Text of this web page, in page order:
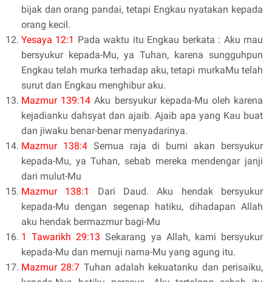
bijak dan orang pandai, tetapi Engkau nyatakan kepada
orang kecil.
Yesaya 12:1 Pada waktu itu Engkau berkata : Aku mau
bersyukur kepada-Mu, ya Tuhan, karena sungguhpun
Engkau telah murka terhadap aku, tetapi murkaMu telah
surut dan Engkau menghibur aku.
Mazmur 139:14Aku bersyukur kepada-Mu oleh karena
kejadianku dahsyat dan ajaib. Ajaib apa yang Kau buat
dan jiwaku benar-benar menyadarinya.
Mazmur 138:4 Semua raja di bumi akan bersyukur
kepada-Mu, ya Tuhan, sebab mereka mendengar janji
dari mulut-Mu
Mazmur 138:1
Dari Daud. Aku hendak bersyukur
kepada-Mu dengan segenap hatiku, dihadapan Allah
aku hendak bermazmur bagi-Mu
1 Tawarikh 29:13 Sekarang ya Allah, kami bersyukur
kepada-Mu dan memuji nama-Mu yang agung itu.
Mazmur 28:7 Tuhan adalah kekuatanku dan perisaiku,